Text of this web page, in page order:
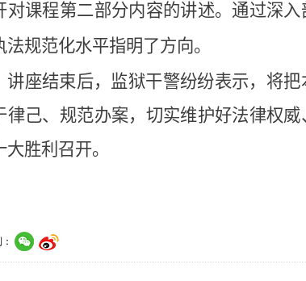
对课程第二部分内容的讲述。通过深
法规范化水平指明了方向。
讲座结束后，监狱干警纷纷表示，将
律己、规范办案，切实维护好法律权威
大胜利召开。